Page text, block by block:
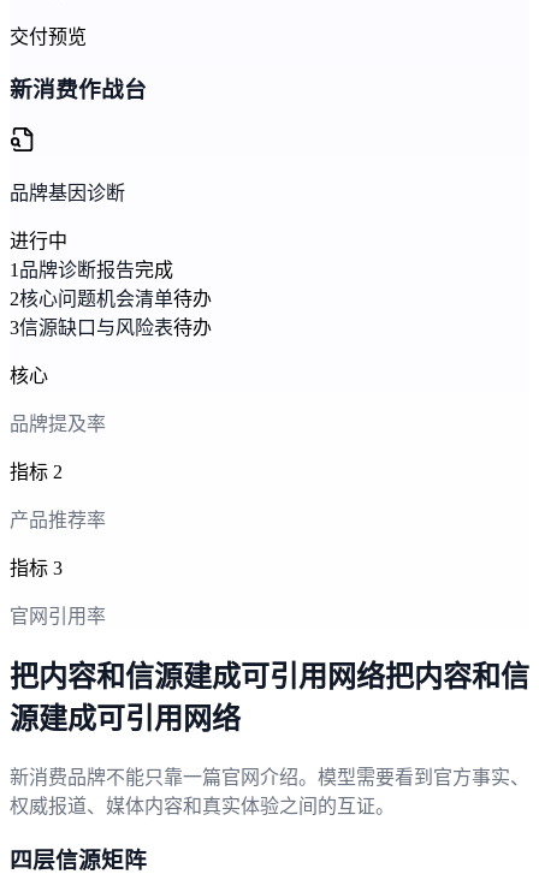
交付预览
新消费作战台
品牌基因诊断
进行中
1 品牌诊断报告完成
2核心问题机会清单待办
3信源缺口与风险表待办
核心
品牌提及率
指标 2
产品推荐率
指标 3
官网引用率
把内容和信源建成可引用网络把内容和信
源建成可引 用 网络
新消费品牌不能只靠一篇官网介绍。模型需要看到官方事实、
权威报道、媒体内容和真实体验之间的互证。
四层信源矩阵